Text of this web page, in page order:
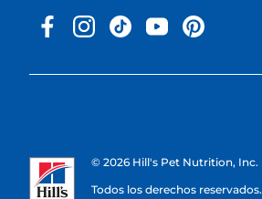
© 2026 Hill's Pet Nutrition, Inc.
Todos los derechos reservados.